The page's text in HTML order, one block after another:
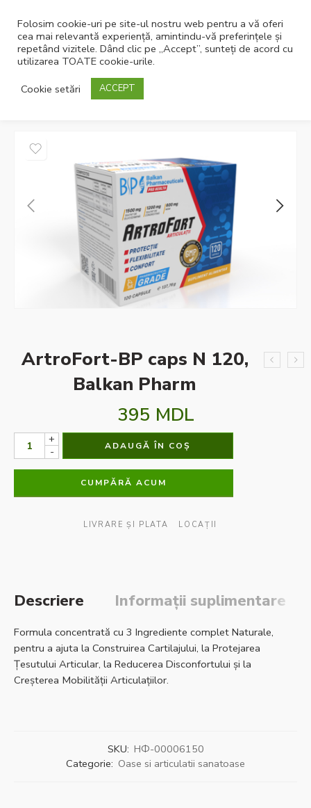
Pagina principală Suplimente
ArtroFort-BP caps N 120,
Balkan Pharm
395 MDL
+
-
ADAUGĂ ÎN COȘ
CUMPĂRĂ ACUM
LIVRARE ȘI PLATA LOCAȚII
Descriere Informații suplimentare
Formula concentrată cu 3 Ingrediente complet Naturale,
pentru a ajuta la Construirea Cartilajului, la Protejarea
Țesutului Articular, la Reducerea Disconfortului și la
Creșterea Mobilității Articulațiilor.
SKU: НФ-00006150
Categorie: Oase si articulatii sanatoase
Folosim cookie-uri pe site-ul nostru web pentru a vă oferi
cea mai relevantă experiență, amintindu-vă preferințele și
repetând vizitele. Dând clic pe „Accept”, sunteți de acord cu
utilizarea TOATE cookie-urile.
Cookie setări
ACCEPT